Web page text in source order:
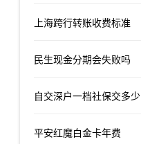
上海跨行转账收费标准
民生现金分期会失败吗
自交深户一档社保交多少
平安红魔白金卡年费